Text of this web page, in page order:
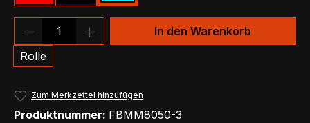
Produkt Anzahl: Gib den
Rolle
In den Warenkorb
Zum Merkzettel hinzufügen
Produktnummer: FBMM8050-3